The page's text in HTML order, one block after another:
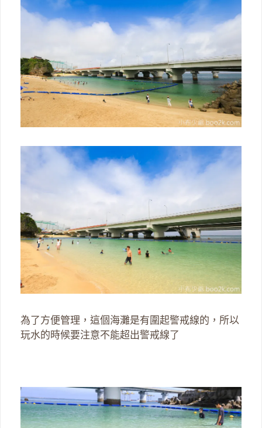
為了方便管理，這個海灘是有圍起警戒線的，所以
玩水的時候要注意不能超出警戒線了